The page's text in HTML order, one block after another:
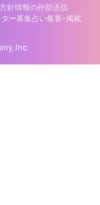
針情報の外部送信
ー募集占い集客・掲載
Inc.